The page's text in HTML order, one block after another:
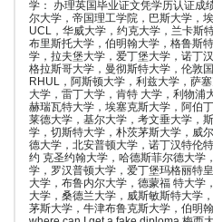
学： 办理英国毕业证文凭学历认证成
尔大学，帝国理工学院，巴斯大学，
UCL，华威大学，约克大学，兰卡斯
布里斯托大学，伯明翰大学，格鲁斯
学，拉夫堡大学，爱丁堡大学，诺丁
格拉斯哥大学，曼彻斯特大学，伦敦
RHUL，阿斯顿大学，利兹大学，萨
大学，雷丁大学，肯特 大学，利物浦
赫瑞瓦特大学，埃塞克斯大学，阿伯
莱德大学，基尔大学，考文垂大学，
学，切斯特大学，朴茨茅斯大学，威
德大学，北安普顿大学，诺丁汉特伦
约 克圣约翰大学，哈德斯菲尔德大学
学，罗汉普顿大学，爱丁堡玛格丽特
大学，布鲁内尔大学，德蒙福 特大学
大学，桑德兰大学，威斯敏斯特大学
茅斯大学，牛津布鲁克斯大学，伯明